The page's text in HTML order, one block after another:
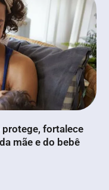
fortalece
mãe e do bebê